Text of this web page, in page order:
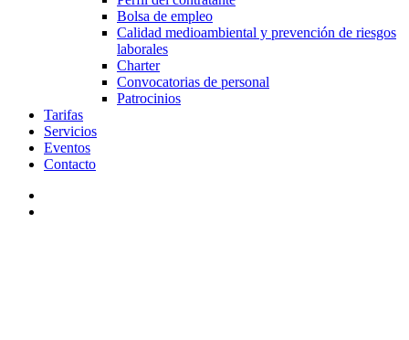
Bolsa de empleo
Calidad medioambiental y prevención de riesgos
laborales
Charter
Convocatorias de personal
Patrocinios
Tarifas
Servicios
Eventos
Contacto